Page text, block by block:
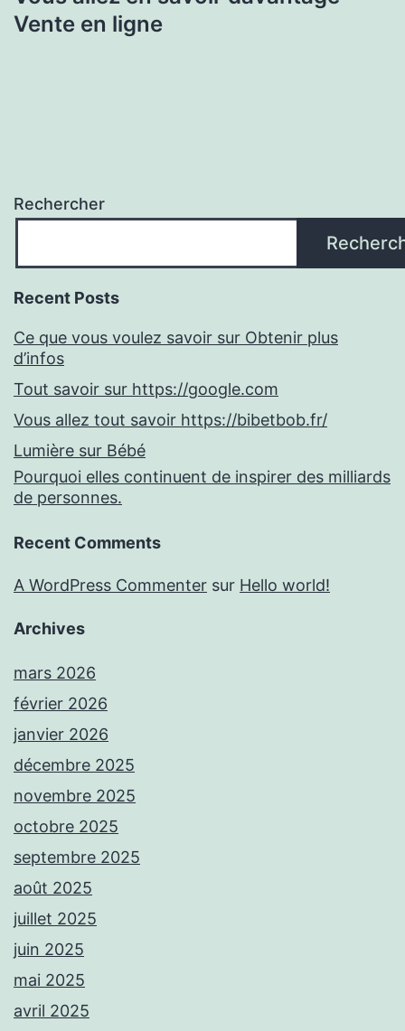
Vente en ligne
Rechercher
Recent Posts
Ce que vous voulez savoir sur Obtenir plus
d’infos
Tout savoir sur https://google.com
Vous allez tout savoir https://bibetbob.fr/
Lumière sur Bébé
Pourquoi elles continuent de inspirer des milliards
de personnes.
Recent Comments
A WordPress Commenter sur Hello world!
Archives
mars 2026
février 2026
janvier 2026
décembre 2025
novembre 2025
octobre 2025
septembre 2025
août 2025
juillet 2025
juin 2025
mai 2025
avril 2025